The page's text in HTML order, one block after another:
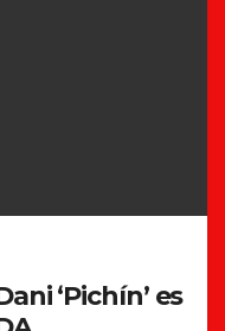
‘Pichín’ es